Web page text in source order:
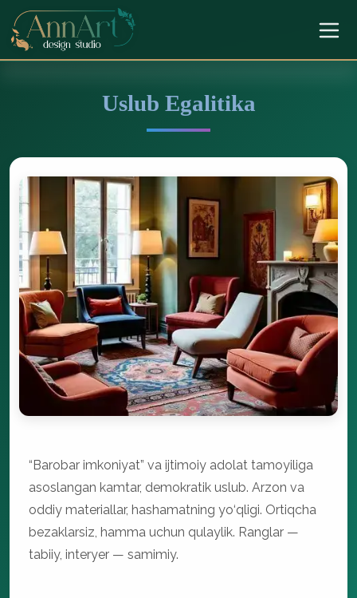
Uslub Egalitika
“Barobar imkoniyat” va ijtimoiy adolat tamoyiliga
asoslangan kamtar, demokratik uslub. Arzon va
oddiy materiallar, hashamatning yo‘qligi. Ortiqcha
bezaklarsiz, hamma uchun qulaylik. Ranglar —
tabiiy, interyer — samimiy.